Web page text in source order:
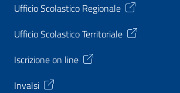
Ufficio Scolastico Regionale
Ufficio Scolastico Territoriale
Iscrizione on line
Invalsi